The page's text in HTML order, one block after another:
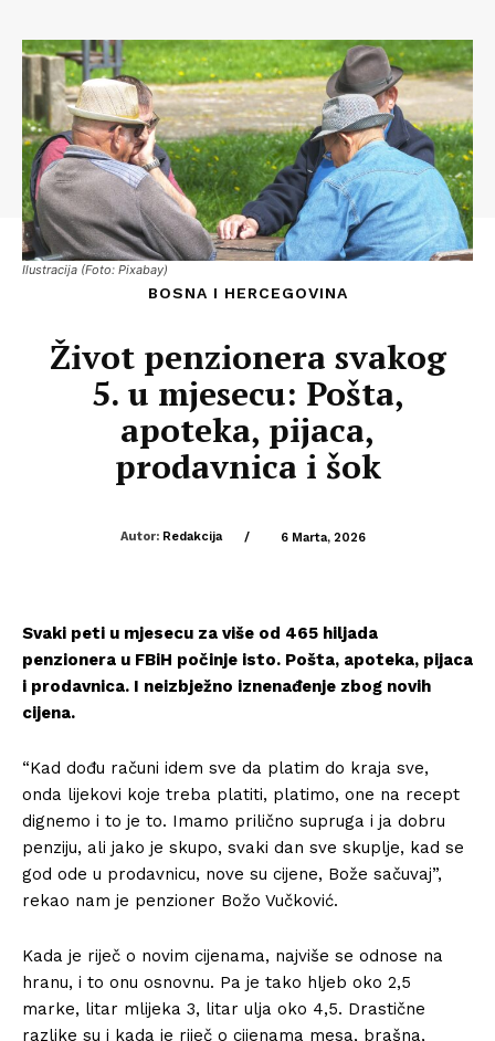
Ilustracija (Foto: Pixabay)
BOSNA I HERCEGOVINA
Život penzionera svakog
5. u mjesecu: Pošta,
apoteka, pijaca,
prodavnica i šok
Autor: Redakcija / 6 Marta, 2026
Svaki peti u mjesecu za više od 465 hiljada
penzionera u FBiH počinje isto. Pošta, apoteka, pijaca
i prodavnica. I neizbježno iznenađenje zbog novih
cijena.
“Kad dođu računi idem sve da platim do kraja sve,
onda lijekovi koje treba platiti, platimo, one na recept
dignemo i to je to. Imamo prilično supruga i ja dobru
penziju, ali jako je skupo, svaki dan sve skuplje, kad se
god ode u prodavnicu, nove su cijene, Bože sačuvaj”,
rekao nam je penzioner Božo Vučković.
Kada je riječ o novim cijenama, najviše se odnose na
hranu, i to onu osnovnu. Pa je tako hljeb oko 2,5
marke, litar mlijeka 3, litar ulja oko 4,5. Drastične
razlike su i kada je riječ o cijenama mesa, brašna,